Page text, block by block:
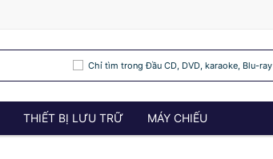
Chỉ tìm trong Đầu CD, DVD, karaoke, Blu-ray
THIẾT BỊ LƯU TRỮ MÁY CHIẾU